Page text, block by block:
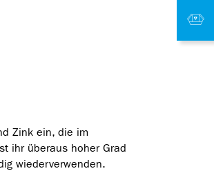
Zink ein, die im
ihr überaus hoher Grad
wiederverwenden.